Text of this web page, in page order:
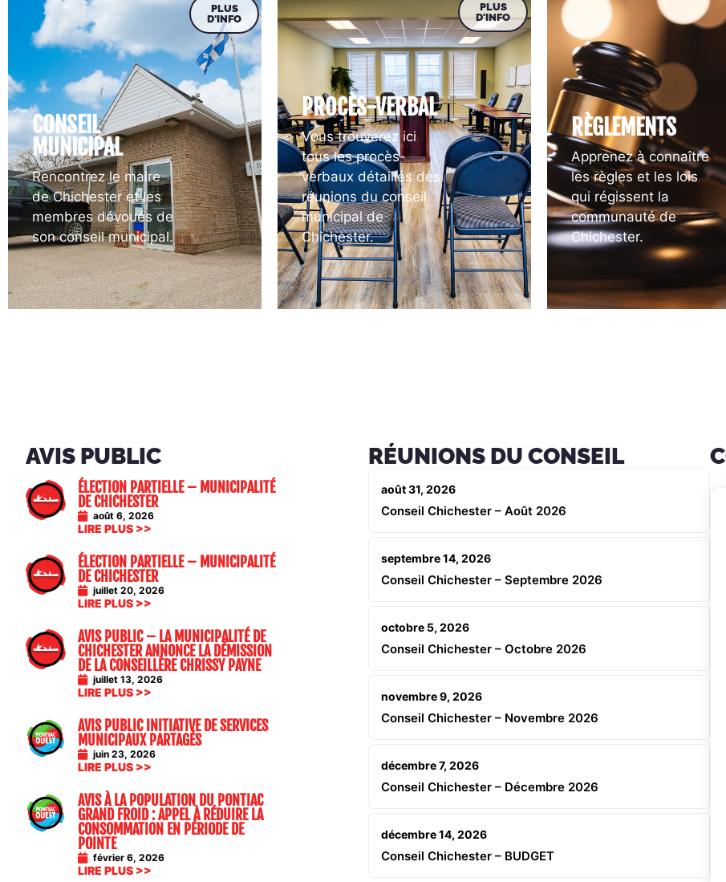
CONSEIL
MUNICIPAL
Rencontrez le maire
de Chichester et les
membres dévoués de
son conseil municipal.
PLUS
D'INFO
PROCÈS-VERBAL
Vous trouverez ici
tous les procès-
verbaux détaillés des
réunions du conseil
municipal de
Chichester.
PLUS
D'INFO
RÈGLEMENTS
Apprenez à connaître
les règles et les lois
qui régissent la
communauté de
Chichester.
AVIS PUBLIC
ÉLECTION PARTIELLE – MUNICIPALITÉ
DE CHICHESTER
août 6, 2026
LIRE PLUS >>
ÉLECTION PARTIELLE – MUNICIPALITÉ
DE CHICHESTER
juillet 20, 2026
LIRE PLUS >>
AVIS PUBLIC – LA MUNICIPALITÉ DE
CHICHESTER ANNONCE LA DÉMISSION
DE LA CONSEILLÈRE CHRISSY PAYNE
juillet 13, 2026
LIRE PLUS >>
AVIS PUBLIC INITIATIVE DE SERVICES
MUNICIPAUX PARTAGÉS
juin 23, 2026
LIRE PLUS >>
AVIS À LA POPULATION DU PONTIAC
GRAND FROID : APPEL À RÉDUIRE LA
CONSOMMATION EN PÉRIODE DE
POINTE
février 6, 2026
LIRE PLUS >>
RÉUNIONS DU CONSEIL
août 31, 2026
Conseil Chichester – Août 2026
septembre 14, 2026
Conseil Chichester – Septembre 2026
octobre 5, 2026
Conseil Chichester – Octobre 2026
novembre 9, 2026
Conseil Chichester – Novembre 2026
décembre 7, 2026
Conseil Chichester – Décembre 2026
décembre 14, 2026
Conseil Chichester – BUDGET